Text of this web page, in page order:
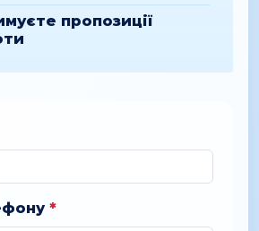
пропозиції
*